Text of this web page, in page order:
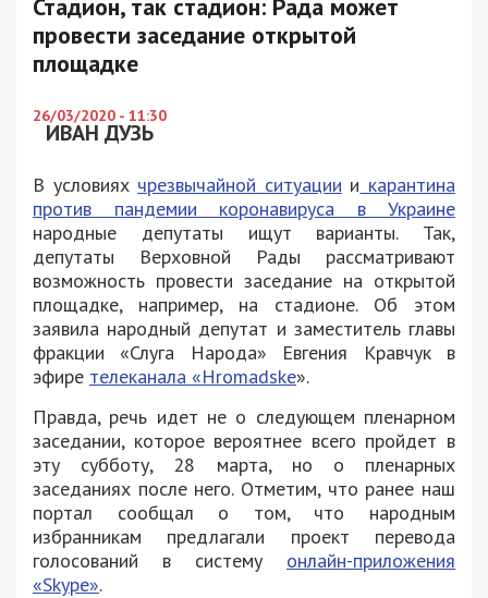
Стадион, так стадион: Рада может
провести заседание открытой
площадке
26/03/2020 - 11:30
ИВАН ДУЗЬ
В условиях чрезвычайной ситуации и карантина
против пандемии коронавируса в Украине
народные депутаты ищут варианты. Так,
депутаты Верховной Рады рассматривают
возможность провести заседание на открытой
площадке, например, на стадионе. Об этом
заявила народный депутат и заместитель главы
фракции «Слуга Народа» Евгения Кравчук в
эфире телеканала «Hromadske».
Правда, речь идет не о следующем пленарном
заседании, которое вероятнее всего пройдет в
эту субботу, 28 марта, но о пленарных
заседаниях после него. Отметим, что ранее наш
портал сообщал о том, что народным
избранникам предлагали проект перевода
голосований в систему онлайн-приложения
«Skype».